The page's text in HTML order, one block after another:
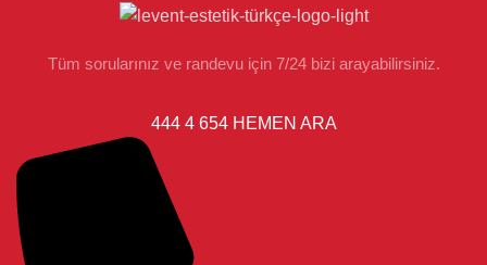
Tüm sorularınız ve randevu için 7/24 bizi arayabilirsiniz.
444 4 654 HEMEN ARA